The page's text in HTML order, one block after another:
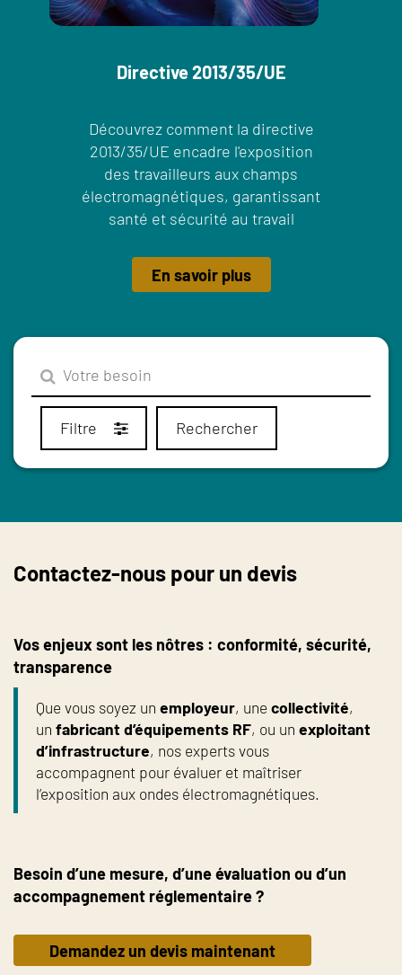
Directive 2013/35/UE
Découvrez comment la directive
2013/35/UE encadre l'exposition
des travailleurs aux champs
électromagnétiques, garantissant
santé et sécurité au travail
En savoir plus
Filtre Rechercher
Contactez-nous pour un devis
Vos enjeux sont les nôtres : conformité, sécurité,
transparence
Que vous soyez un employeur, une collectivité,
un fabricant d’équipements RF, ou un exploitant
d’infrastructure, nos experts vous
accompagnent pour évaluer et maîtriser
l’exposition aux ondes électromagnétiques.
Besoin d’une mesure, d’une évaluation ou d’un
accompagnement réglementaire ?
Demandez un devis maintenant